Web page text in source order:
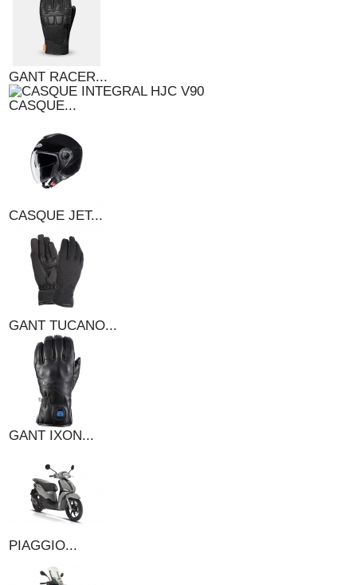
GANT RACER...
CASQUE...
CASQUE JET...
GANT TUCANO...
GANT IXON...
PIAGGIO...